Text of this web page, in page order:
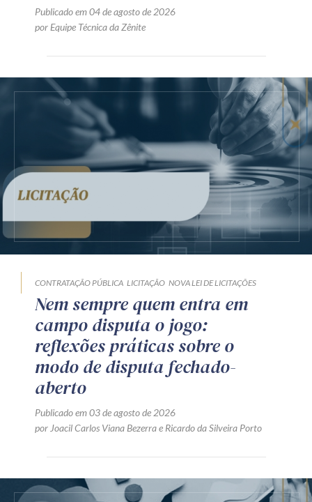
Publicado em 04 de agosto de 2026
por Equipe Técnica da Zênite
CONTRATAÇÃO PÚBLICA LICITAÇÃO NOVA LEI DE LICITAÇÕES
Nem sempre quem entra em
campo disputa o jogo:
reflexões práticas sobre o
modo de disputa fechado-
aberto
Publicado em 03 de agosto de 2026
por Joacil Carlos Viana Bezerrae Ricardo da Silveira Porto